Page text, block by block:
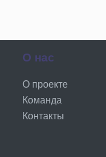
О нас
О проекте
Команда
Контакты